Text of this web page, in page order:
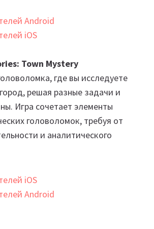
Android
iOS
Town Mystery
где вы исследуете
решая разные задачи и
Игра сочетает элементы
головоломок, требуя от
и аналитического
iOS
Android